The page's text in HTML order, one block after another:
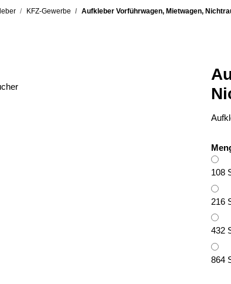
KFZ-Gewerbe Aufkleber Vorführwagen, Mietwagen,
108
216
432
864